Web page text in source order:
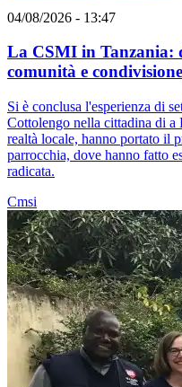
04/08/2026 - 13:47
La CSMI in Tanzania:
comunità e condivisione
Si è conclusa l'esperienza di
Cottolengo nella cittadina di a
realtà locale, hanno portato il
parrocchia, dove hanno fatto
radicata.
Cmsi